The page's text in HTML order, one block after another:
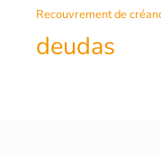
Recouvrement de
deudas